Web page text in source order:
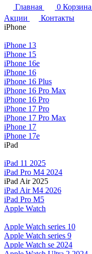
Главная
0 Корзина
Акции
Контакты
iPhone
iPhone 13
iPhone 15
iPhone 16e
iPhone 16
iPhone 16 Plus
iPhone 16 Pro Max
iPhone 16 Pro
iPhone 17 Pro
iPhone 17 Pro Max
iPhone 17
iPhone 17e
iPad
iPad 11 2025
iPad Pro M4 2024
iPad Air 2025
iPad Air M4 2026
iPad Pro M5
Apple Watch
Apple Watch series 10
Apple Watch series 9
Apple Watch se 2024